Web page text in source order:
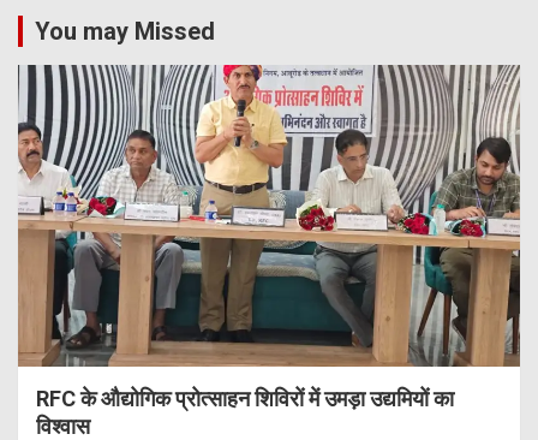
You may Missed
RFC के औद्योगिक प्रोत्साहन शिविरों में उमड़ा उद्यमियों का
विश्वास